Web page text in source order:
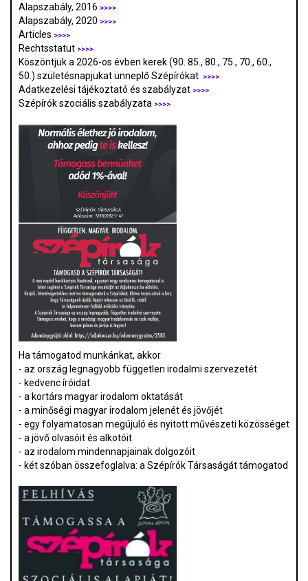
Alapszabály, 2016 >>>>
Alapszabály, 2020 >>>>
Articles >>>>
Rechtsstatut >>>>
Köszöntjük a 2026-os évben kerek (90. 85., 80., 75., 70., 60.,
50.) születésnapjukat ünneplő Szépírókat
>>>>
Adatkezelési tájékoztató és szabályzat >>>>
Szépírók szociális szabályzata >>>>
Ha támogatod munkánkat, akkor
- az ország legnagyobb független irodalmi szervezetét
- kedvenc íróidat
- a kortárs magyar irodalom oktatását
- a minőségi magyar irodalom jelenét és jövőjét
- egy folyamatosan megújuló és nyitott művészeti közösséget
- a jövő olvasóit és alkotóit
- az irodalom mindennapjainak dolgozóit
- két szóban összefoglalva: a Szépírók Társaságát támogatod